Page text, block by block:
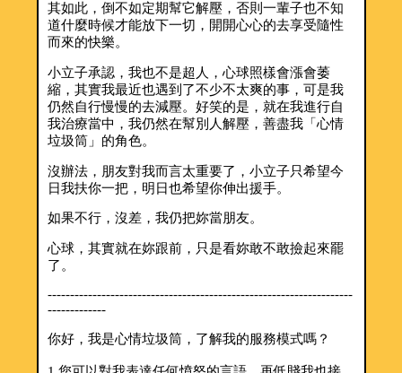
其如此，倒不如定期幫它解壓，否則一輩子也不知
道什麼時候才能放下一切，開開心心的去享受隨性
而來的快樂。
小立子承認，我也不是超人，心球照樣會漲會萎
縮，其實我最近也遇到了不少不太爽的事，可是我
仍然自行慢慢的去減壓。好笑的是，就在我進行自
我治療當中，我仍然在幫別人解壓，善盡我「心情
垃圾筒」的角色。
沒辦法，朋友對我而言太重要了，小立子只希望今
日我扶你一把，明日也希望你伸出援手。
如果不行，沒差，我仍把妳當朋友。
心球，其實就在妳跟前，只是看妳敢不敢撿起來罷
了。
--------------------------------------------------------------------
-------------
你好，我是心情垃圾筒，了解我的服務模式嗎？